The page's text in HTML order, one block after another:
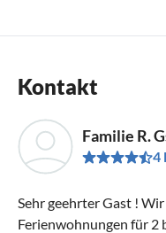
Kontakt
Familie R.
4
Sehr geehrter Gast !
Ferienwohnungen für 2